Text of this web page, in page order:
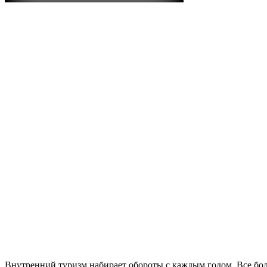
Внутренний туризм набирает обороты с каждым годом. Все